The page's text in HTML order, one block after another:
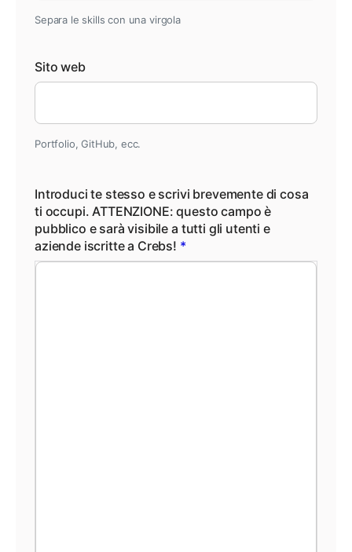
Separa le skills con una virgola
Sito web
Portfolio, GitHub, ecc.
Introduci te stesso e scrivi brevemente di cosa
ti occupi. ATTENZIONE: questo campo è
pubblico e sarà visibile a tutti gli utenti e
aziende iscritte a Crebs! *